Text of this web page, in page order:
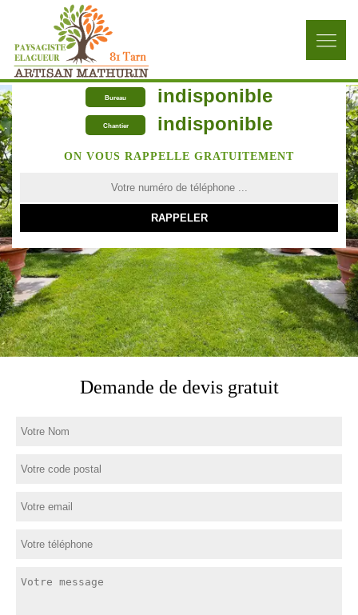
Bureau indisponible
Chantier indisponible
ON VOUS RAPPELLE GRATUITEMENT
Demande de devis gratuit